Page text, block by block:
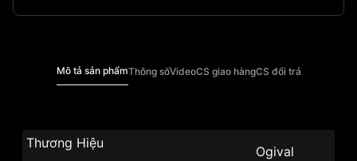
Mô tả sản phẩmThông sốVideoCS giao hàngCS đổi trả
Thương Hiệu
Ogival